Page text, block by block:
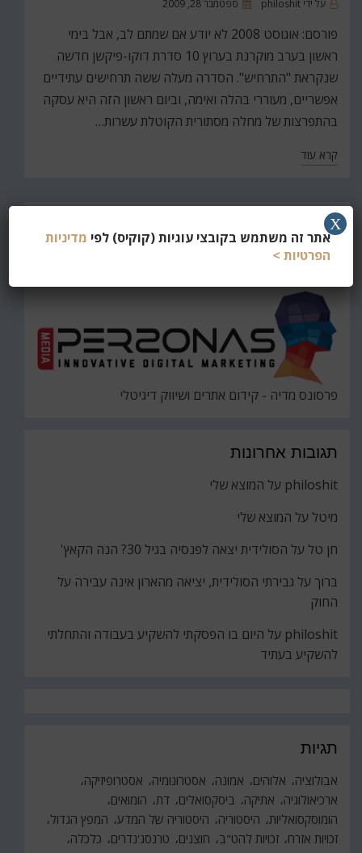
על ידי philoshit
פורסםספטמבר 28, 2009
פורסם: אוגוסט 2008 לא יודע אם שמתם לב, אבל בימי
ראשון בערב מוקרנת בערוץ 10 סדרת דוקו-פיקשן חדשה
שנקראת "התרחיש". הסדרה מעלה ששה תרחישים עתידיים
אפשריים, מעוררי בהלה ואימה, וביום ראשון הזה היא עסקה
בהתפרצות של מחלה מסתורית הקוטלת עשרות…
קרא עוד
חפש
את
פרסונס מדיה - קידום אתרים ושיווק דיגיטלי
תגובות אחרונות
philoshit על המוצא שלי
מיטל על המוצא שלי
חן טל על הסולידית יצאה לפנסיה בגיל 30? הנה הקאץ'
ברוך על גבירתי הסולידית, יציאה מהארון אינה עבירה על
החוק
philoshit על היום בו הפסקתי להשקיע בעבודה והתחלתי
להשקיע בעתיד
תגיות
אבולוציה אלוהים אמונה אסטרונומיה
אסטרופיזיקה
ארכיאולוגיה
אתיקה ביסקסואלים דת הומואים
הומוסקסואליות היסטוריה היסטוריה של המדע המפץ הגדול
זכויות אזרח זכויות להט"ב חוצנים טרנסג'נדרים
כלכלה
אתר זה משתמש בקובצי עוגיות (קוקיס) לפי מדיניות
הפרטיות >
X